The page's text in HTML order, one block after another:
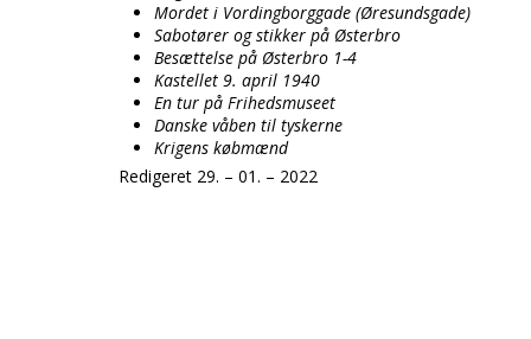
Mordet i Vordingborggade (Øresundsgade)
Sabotører og stikker på Østerbro
Besættelse på Østerbro 1-4
Kastellet 9. april 1940
En tur på Frihedsmuseet
Danske våben til tyskerne
Krigens købmænd
Redigeret 29. – 01. – 2022